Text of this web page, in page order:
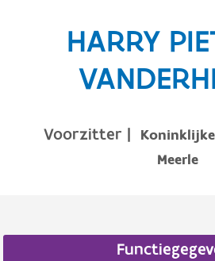
HARRY
Voorzitter |
Meerle